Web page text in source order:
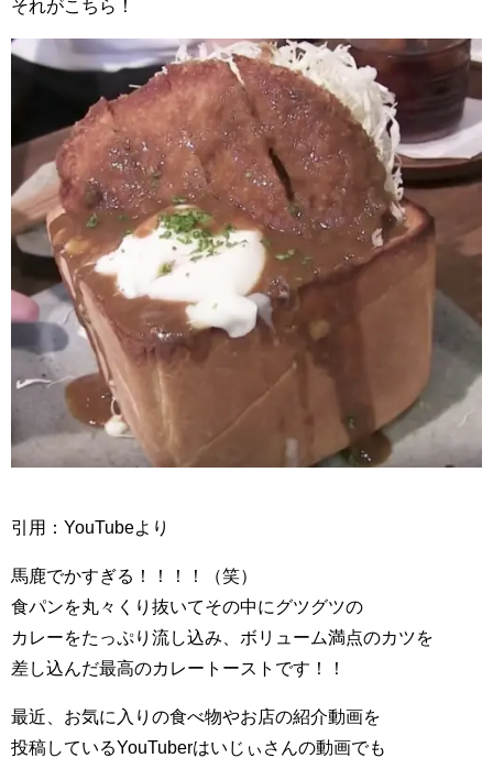
それがこちら！
引用：YouTubeより
馬鹿でかすぎる！！！！（笑）
食パンを丸々くり抜いてその中にグツグツの
カレーをたっぷり流し込み、ボリューム満点のカツを
差し込んだ最高のカレートーストです！！
最近、お気に入りの食べ物やお店の紹介動画を
投稿しているYouTuberはいじぃさんの動画でも